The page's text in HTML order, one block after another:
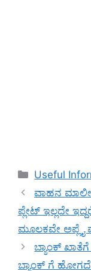
Categories
Useful
ವಾಹನ
ಪ್ಲೇಟ್ ಇಲ್ಲದೇ
ಮೂಲಕವೇ ಅಪ್ಲೈ
ಬ್ಯಾಂಕ್
ಬ್ಯಾಂಕ್ ಗೆ